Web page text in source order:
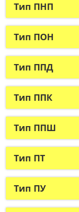
Тип ПНП
Тип ПОН
Тип ППД
Тип ППК
Тип ППШ
Тип ПТ
Тип ПУ